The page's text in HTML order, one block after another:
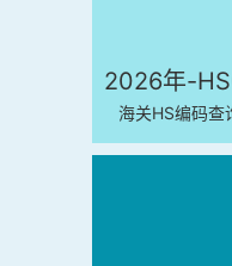
2026年-
海关HS编码查